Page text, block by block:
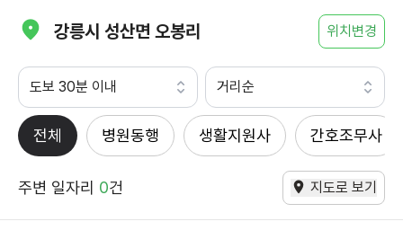
강릉시 성산면 오봉리 위치변경
도보 30분 이내 거리순
전체 병원동행 생활지원사 간호조무사
주변 일자리 0건 지도로 보기